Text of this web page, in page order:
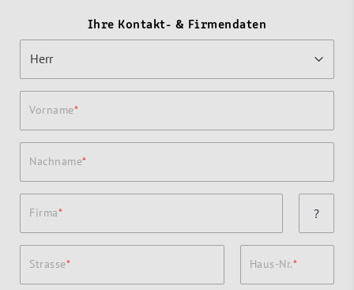
Ihre Kontakt- & Firmendaten
Vorname
Nachname
Firma ?
Strasse Haus-Nr.